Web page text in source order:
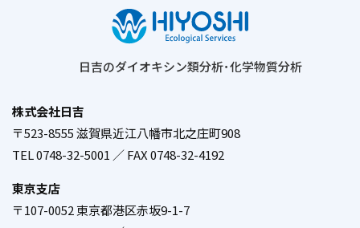
日吉のダイオキシン類分析･化学物質分析
株式会社日吉
〒523-8555 滋賀県近江八幡市北之庄町908
／
TEL 0748-32-5001 ／ FAX 0748-32-4192
東京支店
〒107-0052 東京都港区赤坂9-1-7